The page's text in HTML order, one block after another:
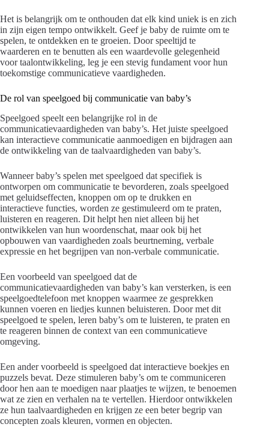
Het is belangrijk om te onthouden dat elk kind uniek is en zich
in zijn eigen tempo ontwikkelt. Geef je baby de ruimte om te
spelen, te ontdekken en te groeien. Door speeltijd te
waarderen en te benutten als een waardevolle gelegenheid
voor taalontwikkeling, leg je een stevig fundament voor hun
toekomstige communicatieve vaardigheden.
De rol van speelgoed bij communicatie van baby’s
Speelgoed speelt een belangrijke rol in de
communicatievaardigheden van baby’s. Het juiste speelgoed
kan interactieve communicatie aanmoedigen en bijdragen aan
de ontwikkeling van de taalvaardigheden van baby’s.
Wanneer baby’s spelen met speelgoed dat specifiek is
ontworpen om communicatie te bevorderen, zoals speelgoed
met geluidseffecten, knoppen om op te drukken en
interactieve functies, worden ze gestimuleerd om te praten,
luisteren en reageren. Dit helpt hen niet alleen bij het
ontwikkelen van hun woordenschat, maar ook bij het
opbouwen van vaardigheden zoals beurtneming, verbale
expressie en het begrijpen van non-verbale communicatie.
Een voorbeeld van speelgoed dat de
communicatievaardigheden van baby’s kan versterken, is een
speelgoedtelefoon met knoppen waarmee ze gesprekken
kunnen voeren en liedjes kunnen beluisteren. Door met dit
speelgoed te spelen, leren baby’s om te luisteren, te praten en
te reageren binnen de context van een communicatieve
omgeving.
Een ander voorbeeld is speelgoed dat interactieve boekjes en
puzzels bevat. Deze stimuleren baby’s om te communiceren
door hen aan te moedigen naar plaatjes te wijzen, te benoemen
wat ze zien en verhalen na te vertellen. Hierdoor ontwikkelen
ze hun taalvaardigheden en krijgen ze een beter begrip van
concepten zoals kleuren, vormen en objecten.